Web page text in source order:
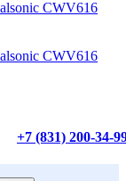
+7 (831) 200-34-